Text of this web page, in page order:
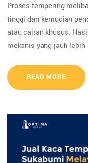
Proses tempering
tinggi dan kemudian
atau cairan khusus.
mekanis yang jauh lebih
READ MORE